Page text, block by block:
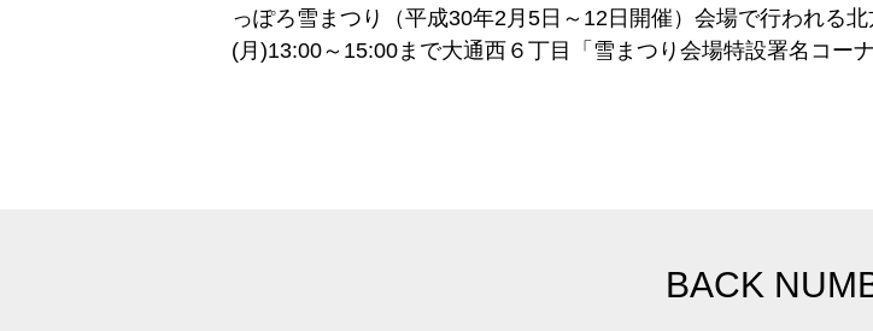
っぽろ雪まつり（平成30年2月5日～12日開催）会場で行われる
(月)13:00～15:00まで大通西６丁目「雪まつり会場特設署名コー
BACK